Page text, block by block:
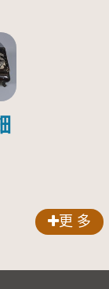
更 多